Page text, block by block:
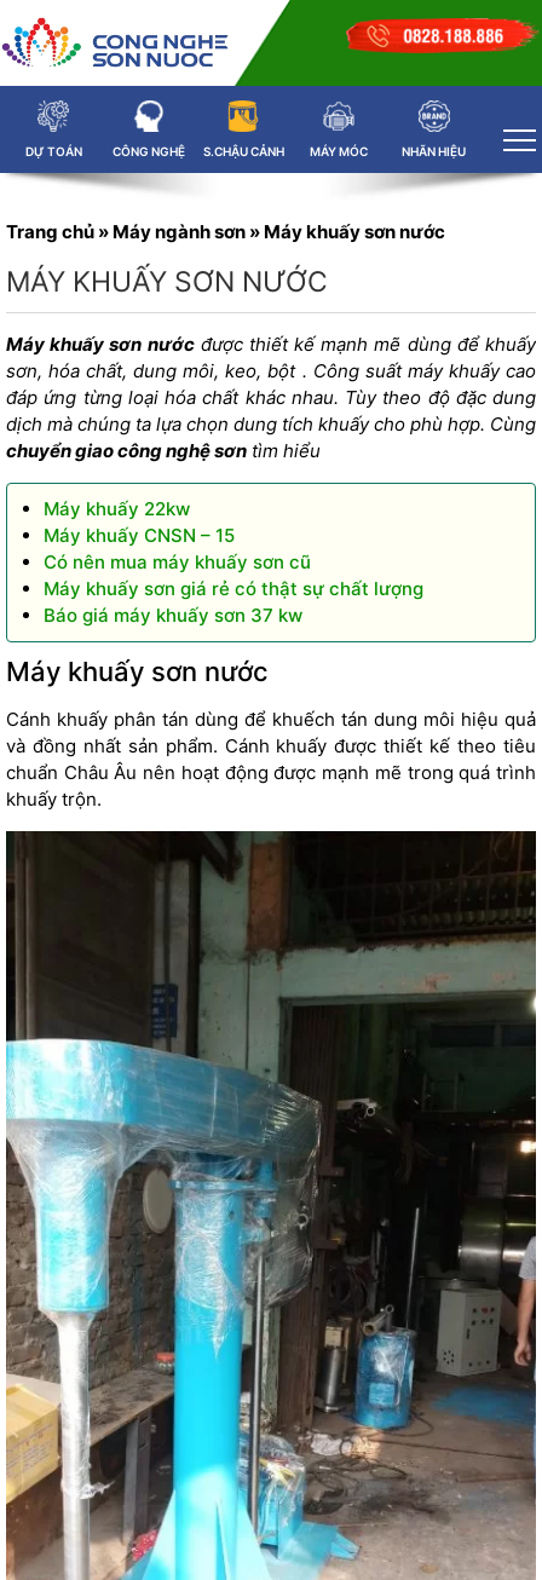
DỰ TOÁN CÔNG NGHỆ S.CHẬU CẢNH MÁY MÓC NHÃN HIỆU
Trang chủ » Máy ngành sơn » Máy khuấy sơn nước
MÁY KHUẤY SƠN NƯỚC
Máy khuấy sơn nướcđược thiết kế mạnh mẽ dùng để khuấy
sơn, hóa chất, dung môi, keo, bột . Công suất máy khuấy cao
đáp ứng từng loại hóa chất khác nhau. Tùy theo độ đặc dung
dịch mà chúng ta lựa chọn dung tích khuấy cho phù hợp. Cùng
chuyển giao công nghệ sơn tìm hiểu
Máy khuấy 22kw
Máy khuấy CNSN – 15
Có nên mua máy khuấy sơn cũ
Máy khuấy sơn giá rẻ có thật sự chất lượng
Báo giá máy khuấy sơn 37 kw
Máy khuấy sơn nước
Cánh khuấy phân tán dùng để khuếch tán dung môi hiệu quả
và đồng nhất sản phẩm. Cánh khuấy được thiết kế theo tiêu
chuẩn Châu Âu nên hoạt động được mạnh mẽ trong quá trình
khuấy trộn.